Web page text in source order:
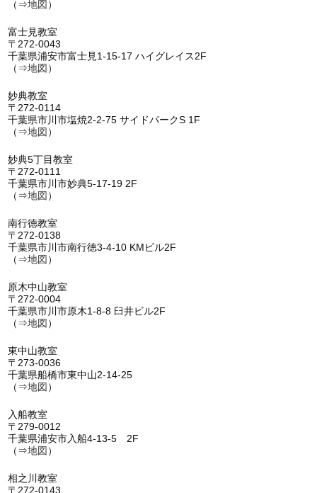
（⇒地図 ）
富士見教室
〒272-0043
千葉県浦安市富士見1-15-17 ハイグレイス2F
（⇒地図 ）
妙典教室
〒272-0114
千葉県市川市塩焼2-2-75 サイドパークS 1F
（⇒地図 ）
妙典5丁目教室
〒272-0111
千葉県市川市妙典5-17-19 2F
（⇒地図 ）
南行徳教室
〒272-0138
千葉県市川市南行徳3-4-10 KMビル2F
（⇒地図 ）
原木中山教室
〒272-0004
千葉県市川市原木1-8-8 臼井ビル2F
（⇒地図 ）
東中山教室
〒273-0036
千葉県船橋市東中山2-14-25
（⇒地図 ）
入船教室
〒279-0012
千葉県浦安市入船4-13-5 2F
（⇒地図 ）
相之川教室
〒272-0143